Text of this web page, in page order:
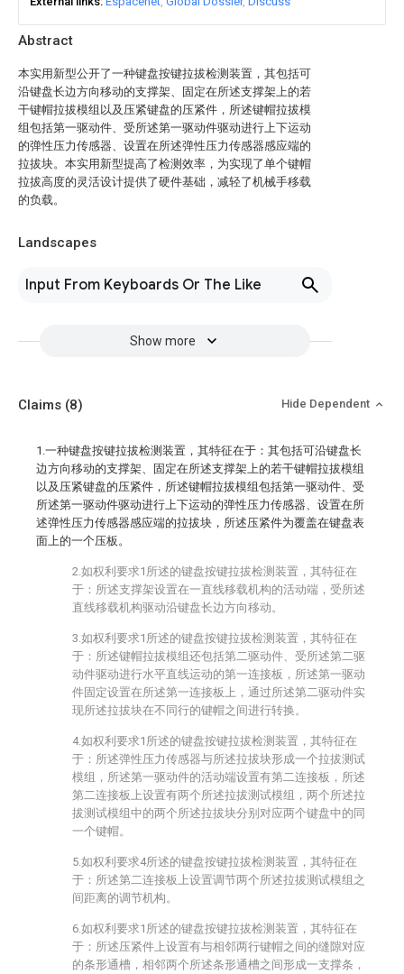
Abstract
本实用新型公开了一种键盘按键拉拔检测装置，其包括可
沿键盘长边方向移动的支撑架、固定在所述支撑架上的若
干键帽拉拔模组以及压紧键盘的压紧件，所述键帽拉拔模
组包括第一驱动件、受所述第一驱动件驱动进行上下运动
的弹性压力传感器、设置在所述弹性压力传感器感应端的
拉拔块。本实用新型提高了检测效率，为实现了单个键帽
拉拔高度的灵活设计提供了硬件基础，减轻了机械手移载
的负载。
Landscapes
Input From Keyboards Or The Like
Show more
Claims (8) Hide Dependent
1.一种键盘按键拉拔检测装置，其特征在于：其包括可沿键盘长
边方向移动的支撑架、固定在所述支撑架上的若干键帽拉拔模组
以及压紧键盘的压紧件，所述键帽拉拔模组包括第一驱动件、受
所述第一驱动件驱动进行上下运动的弹性压力传感器、设置在所
述弹性压力传感器感应端的拉拔块，所述压紧件为覆盖在键盘表
面上的一个压板。
2.如权利要求1所述的键盘按键拉拔检测装置，其特征在
于：所述支撑架设置在一直线移载机构的活动端，受所述
直线移载机构驱动沿键盘长边方向移动。
3.如权利要求1所述的键盘按键拉拔检测装置，其特征在
于：所述键帽拉拔模组还包括第二驱动件、受所述第二驱
动件驱动进行水平直线运动的第一连接板，所述第一驱动
件固定设置在所述第一连接板上，通过所述第二驱动件实
现所述拉拔块在不同行的键帽之间进行转换。
4.如权利要求1所述的键盘按键拉拔检测装置，其特征在
于：所述弹性压力传感器与所述拉拔块形成一个拉拔测试
模组，所述第一驱动件的活动端设置有第二连接板，所述
第二连接板上设置有两个所述拉拔测试模组，两个所述拉
拔测试模组中的两个所述拉拔块分别对应两个键盘中的同
一个键帽。
5.如权利要求4所述的键盘按键拉拔检测装置，其特征在
于：所述第二连接板上设置调节两个所述拉拔测试模组之
间距离的调节机构。
6.如权利要求1所述的键盘按键拉拔检测装置，其特征在
于：所述压紧件上设置有与相邻两行键帽之间的缝隙对应
的条形通槽，相邻两个所述条形通槽之间形成一支撑条，